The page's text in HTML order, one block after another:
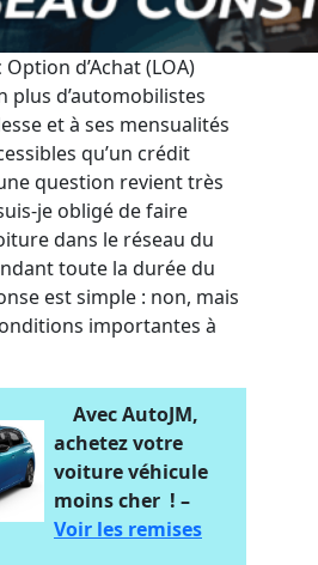
d’Achat (LOA)
plus d’automobilistes
et à ses mensualités
qu’un crédit
question revient très
je obligé de faire
dans le réseau du
toute la durée du
est simple : non, mais
importantes à
Avec AutoJM,
achetez votre
voiture véhicule
moins cher ! –
Voir les remises